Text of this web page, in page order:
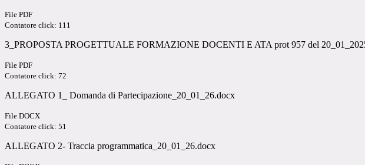
File PDF
Contatore click: 111
3_PROPOSTA PROGETTUALE FORMAZIONE DOCENTI E ATA prot 957 del
File PDF
Contatore click: 72
ALLEGATO 1_ Domanda di Partecipazione_20_01_26.docx
File DOCX
Contatore click: 51
ALLEGATO 2- Traccia programmatica_20_01_26.docx